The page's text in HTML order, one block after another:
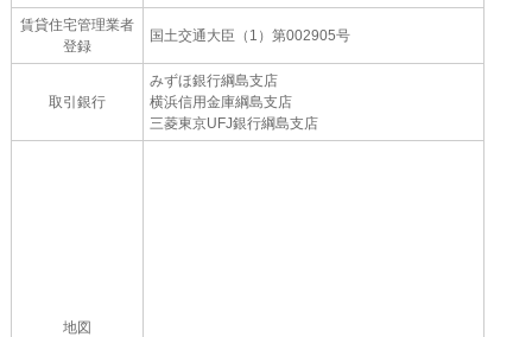
賃貸住宅管理業者
登録
国土交通大臣（1）第002905号
取引銀行
みずほ銀行綱島支店
横浜信用金庫綱島支店
三菱東京UFJ銀行綱島支店
地図